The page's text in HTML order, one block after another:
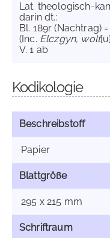
Lat. theologisch-
darin dt.:
Bl. 189r (Nachtrag)
(Inc. Elczgyn, wolt[u]
V. 1 ab
Kodikologie
Beschreibstoff
Papier
Blattgröße
295 x 215 mm
Schriftraum